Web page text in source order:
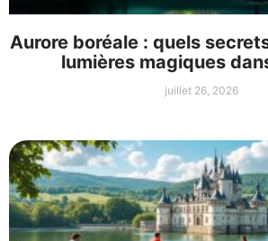
Aurore boréale : quels
lumières magiques
juillet 26, 2026